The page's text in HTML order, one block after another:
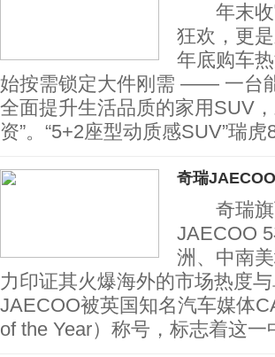
年末收
狂欢，更
年底购车
始按需锁定大件刚需 —— 一台
全面提升生活品质的家用SUV
资”。“5+2座型动质感SUV”瑞
奇瑞
奇瑞旗
JAECOO
洲、中南
力印证其火爆海外的市场热度
JAECOO被英国知名汽车媒体
of the Year）称号，标志着这一